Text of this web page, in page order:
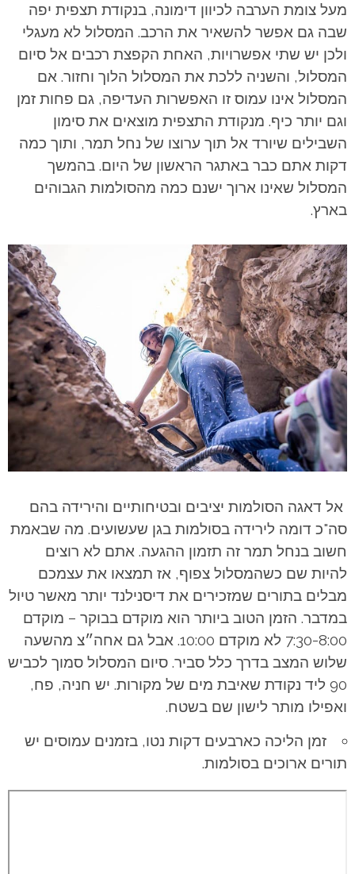
מעל צומת הערבה לכיוון דימונה, בנקודת תצפית יפה
שבה גם אפשר להשאיר את הרכב. המסלול לא מעגלי
ולכן יש שתי אפשרויות, האחת הקפצת רכבים אל סיום
המסלול, והשניה ללכת את המסלול הלוך וחזור. אם
המסלול אינו עמוס זו האפשרות העדיפה, גם פחות זמן
וגם יותר כיף. מנקודת התצפית מוצאים את סימון
השבילים שיורד אל תוך ערוצו של נחל תמר, ותוך כמה
דקות אתם כבר באתגר הראשון של היום. בהמשך
המסלול שאינו ארוך ישנם כמה מהסולמות הגבוהים
בארץ.
אל דאגה הסולמות יציבים ובטיחותיים והירידה בהם
סה"כ דומה לירידה בסולמות בגן שעשועים. מה שבאמת
חשוב בנחל תמר זה תזמון ההגעה. אתם לא רוצים
להיות שם כשהמסלול צפוף, אז תמצאו את עצמכם
מבלים בתורים שמזכירים את דיסנילנד יותר מאשר טיול
במדבר. הזמן הטוב ביותר הוא מוקדם בבוקר – מוקדם
7:30-8:00 לא מוקדם 10:00. אבל גם אחה״צ מהשעה
שלוש המצב בדרך כלל סביר. סיום המסלול סמוך לכביש
90 ליד נקודת שאיבת מים של מקורות. יש חניה, פח,
ואפילו מותר לישון שם בשטח.
זמן הליכה כארבעים דקות נטו, בזמנים עמוסים יש
תורים ארוכים בסולמות.